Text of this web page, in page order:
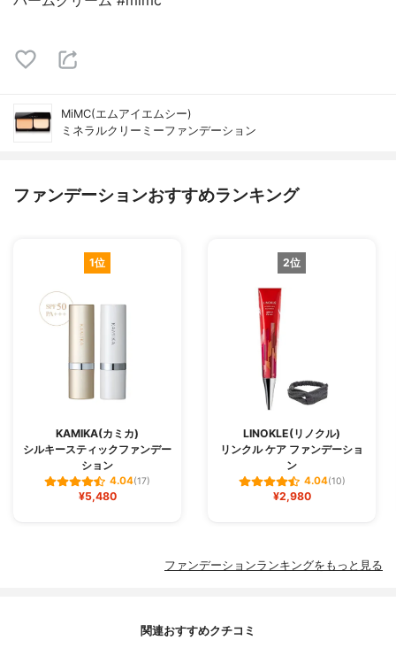
MiMC(エムアイエムシー)
ミネラルクリーミーファンデーション
ファンデーションおすすめランキング
1位
KAMIKA(カミカ)
シルキースティックファンデー
ション
4.04(17)
¥5,480
2位
LINOKLE(リノクル)
リンクル ケア ファンデーショ
ン
4.04(10)
¥2,980
ファンデーションランキングをもっと見る
関連おすすめクチコミ